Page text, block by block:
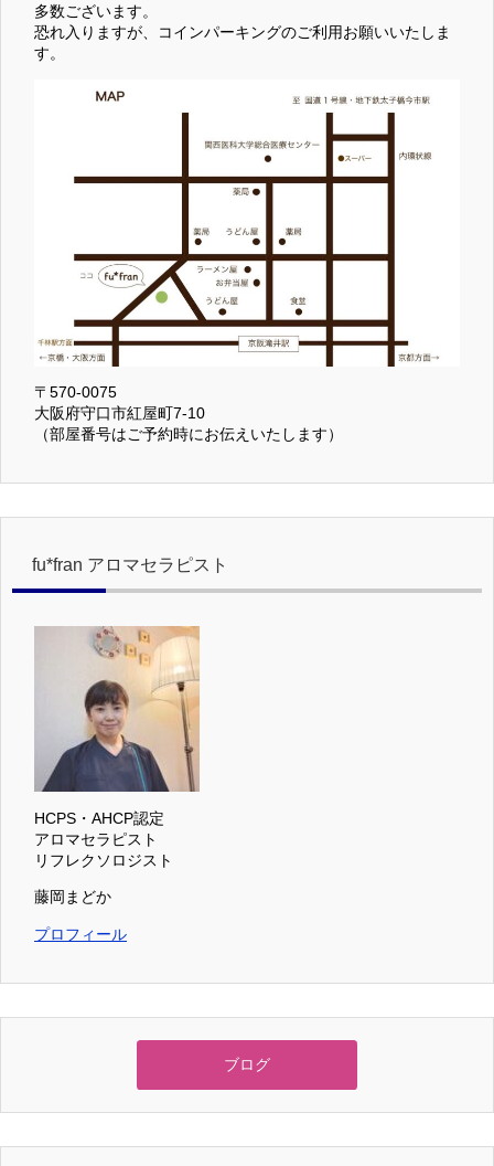
多数ございます。
恐れ入りますが、コインパーキングのご利用お願いいたしま
す。
〒570-0075
大阪府守口市紅屋町7-10
（部屋番号はご予約時にお伝えいたします）
fu*fran アロマセラピスト
HCPS・AHCP認定
アロマセラピスト
リフレクソロジスト
藤岡まどか
プロフィール
ブログ